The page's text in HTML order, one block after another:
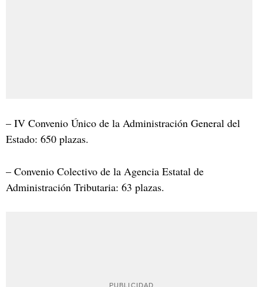
– IV Convenio Único de la Administración General del
Estado: 650 plazas.
– Convenio Colectivo de la Agencia Estatal de
Administración Tributaria: 63 plazas.